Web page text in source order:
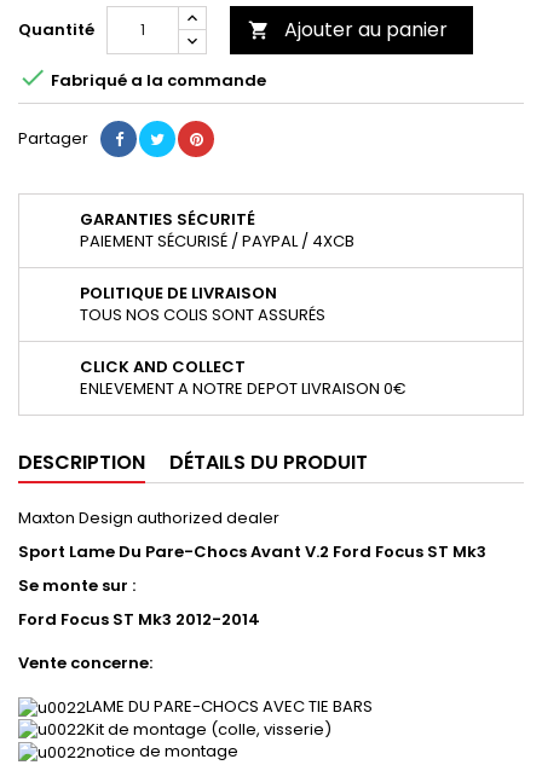
Quantité  Ajouter au panier
 Fabriqué a la commande
Partager
GARANTIES SÉCURITÉ
PAIEMENT SÉCURISÉ / PAYPAL / 4XCB
POLITIQUE DE LIVRAISON
TOUS NOS COLIS SONT ASSURÉS
CLICK AND COLLECT
ENLEVEMENT A NOTRE DEPOT LIVRAISON 0€
DESCRIPTION DÉTAILS DU PRODUIT
Maxton Design authorized dealer
Sport Lame Du Pare-Chocs Avant V.2 Ford Focus ST Mk3
Se monte sur :
Ford Focus ST Mk3 2012-2014
Vente concerne:
LAME DU PARE-CHOCS AVEC TIE BARS
Kit de montage (colle, visserie)
notice de montage